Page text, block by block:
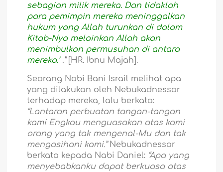
sebagian milik mereka. Dan tidaklah
para pemimpin mereka meninggalkan
hukum yang Allah turunkan di dalam
Kitab-Nya melainkan Allah akan
menimbulkan permusuhan di antara
mereka.’ .”[HR. Ibnu Majah].
Seorang Nabi Bani Israil melihat apa
yang dilakukan oleh Nebukadnessar
terhadap mereka, lalu berkata:
“Lantaran perbuatan tangan-tangan
kami Engkau menguasakan atas kami
orang yang tak mengenal-Mu dan tak
mengasihani kami.”Nebukadnessar
berkata kepada Nabi Daniel: “Apa yang
menyebabkanku dapat berkuasa atas